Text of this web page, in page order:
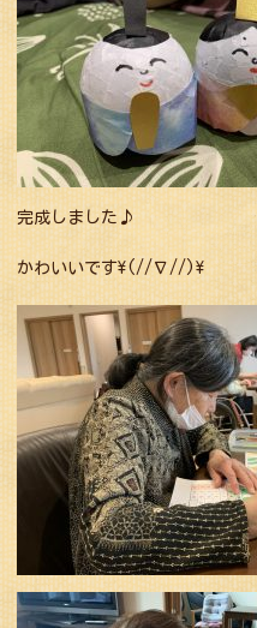
完成しました♪
かわいいです\(//∇//)\